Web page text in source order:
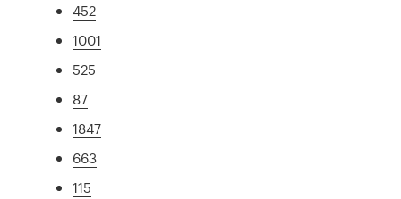
452
1001
525
87
1847
663
115